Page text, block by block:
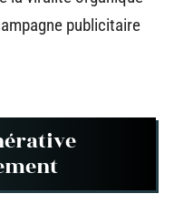
publicitaire